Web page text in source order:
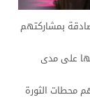
بمشاركتهم
على مدى
محطات الثورة